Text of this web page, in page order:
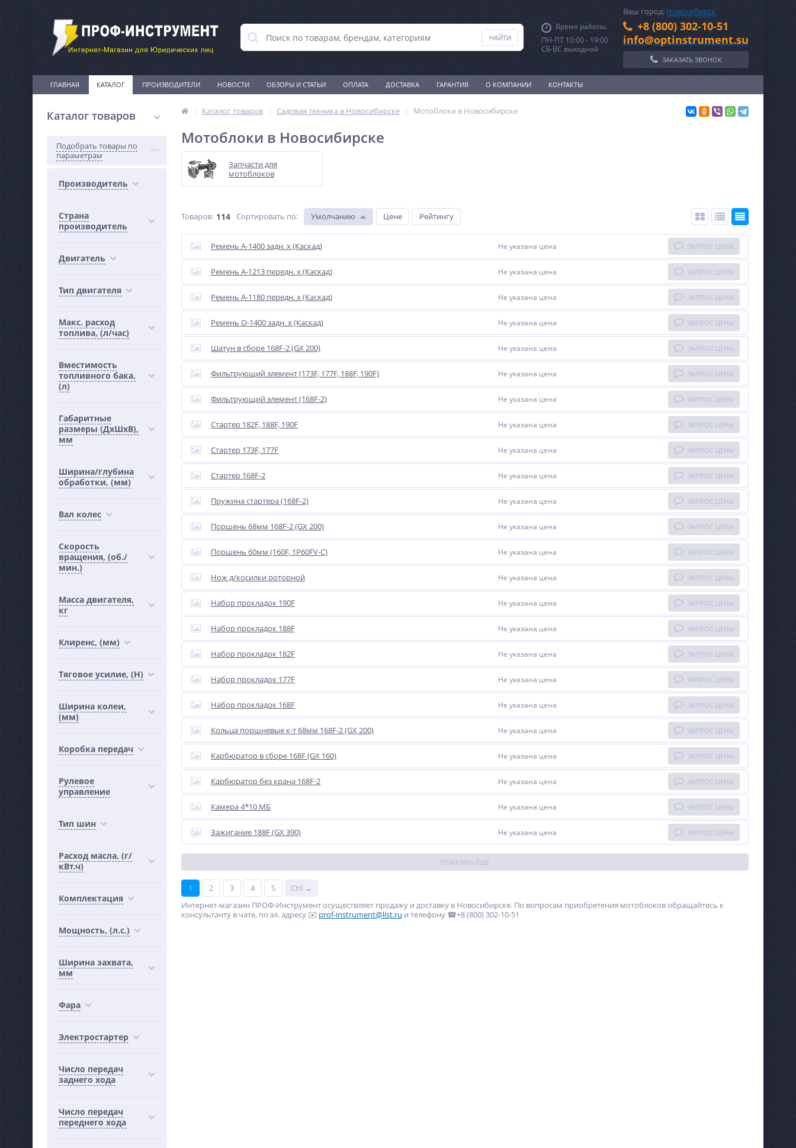
Время работы:
ПН-ПТ 10:00 - 19:00
СБ-ВС выходной
Ваш город: Новосибирск
+8 (800) 302-10-51
info@optinstrument.su
ЗАКАЗАТЬ ЗВОНОК
ГЛАВНАЯ КАТАЛОГ ПРОИЗВОДИТЕЛИ НОВОСТИ ОБЗОРЫ И СТАТЬИ ОПЛАТА ДОСТАВКА ГАРАНТИЯ О КОМПАНИИ КОНТАКТЫ
Каталог товаров
Подобрать товары по
параметрам
Производитель
Страна
производитель
Двигатель
Тип двигателя
Макс. расход
топлива, (л/час)
Вместимость
топливного бака,
(л)
Габаритные
размеры (ДхШхВ),
мм
Ширина/глубина
обработки, (мм)
Вал колес
Скорость
вращения, (об./
мин.)
Масса двигателя,
кг
Клиренс, (мм)
Тяговое усилие, (Н)
Ширина колеи,
(мм)
Коробка передач
Рулевое
управление
Тип шин
Расход масла, (г/
кВт.ч)
Комплектация
Мощность, (л.с.)
Ширина захвата,
мм
Фара
Электростартер
Число передач
заднего хода
Число передач
переднего хода
Каталог товаров Садовая техника в Новосибирске Мотоблоки в Новосибирске
Мотоблоки в Новосибирске
Запчасти для
мотоблоков
Товаров: 114 Сортировать по: Умолчанию Цене Рейтингу
Ремень А-1400 задн. х (Каскад) Не указана цена ЗАПРОС ЦЕНЫ
Ремень А-1213 передн. х (Каскад) Не указана цена ЗАПРОС ЦЕНЫ
Ремень А-1180 передн. х (Каскад) Не указана цена ЗАПРОС ЦЕНЫ
Ремень O-1400 задн. х (Каскад) Не указана цена ЗАПРОС ЦЕНЫ
Шатун в сборе 168F-2 (GX 200) Не указана цена ЗАПРОС ЦЕНЫ
Фильтрующий элемент (173F, 177F, 188F, 190F) Не указана цена ЗАПРОС ЦЕНЫ
Фильтрующий элемент (168F-2) Не указана цена ЗАПРОС ЦЕНЫ
Стартер 182F, 188F, 190F Не указана цена ЗАПРОС ЦЕНЫ
Стартер 173F, 177F Не указана цена ЗАПРОС ЦЕНЫ
Стартер 168F-2 Не указана цена ЗАПРОС ЦЕНЫ
Пружина стартера (168F-2) Не указана цена ЗАПРОС ЦЕНЫ
Поршень 68мм 168F-2 (GX 200) Не указана цена ЗАПРОС ЦЕНЫ
Поршень 60мм (160F, 1P60FV-C) Не указана цена ЗАПРОС ЦЕНЫ
Нож д/косилки роторной Не указана цена ЗАПРОС ЦЕНЫ
Набор прокладок 190F Не указана цена ЗАПРОС ЦЕНЫ
Набор прокладок 188F Не указана цена ЗАПРОС ЦЕНЫ
Набор прокладок 182F Не указана цена ЗАПРОС ЦЕНЫ
Набор прокладок 177F Не указана цена ЗАПРОС ЦЕНЫ
Набор прокладок 168F Не указана цена ЗАПРОС ЦЕНЫ
Кольца поршневые к-т 68мм 168F-2 (GX 200) Не указана цена ЗАПРОС ЦЕНЫ
Карбюратор в сборе 168F (GX 160) Не указана цена ЗАПРОС ЦЕНЫ
Карбюратор без крана 168F-2 Не указана цена ЗАПРОС ЦЕНЫ
Камера 4*10 МБ Не указана цена ЗАПРОС ЦЕНЫ
Зажигание 188F (GX 390) Не указана цена ЗАПРОС ЦЕНЫ
ПОКАЗАТЬ ЕЩЁ
1 2 3 4 5
Ctrl →
Интернет-магазин ПРОФ-Инструмент осуществляет продажу и доставку в Новосибирске. По вопросам приобретения мотоблоков обращайтесь к
консультанту в чате, по эл. адресу ✉️ prof-instrument@list.ru и телефону ☎+8 (800) 302-10-51